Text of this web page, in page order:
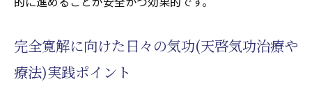
完全寛解に向けた日々の気功(天啓気功治療や
療法)実践ポイント